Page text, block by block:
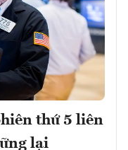
thứ 5 liên
lại